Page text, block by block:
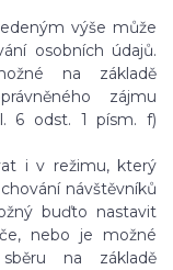
výše může
osobních údajů.
na základě
zájmu
6 odst. 1 písm. f)
i v režimu, který
návštěvníků
buďto nastavit
nebo je možné
na základě